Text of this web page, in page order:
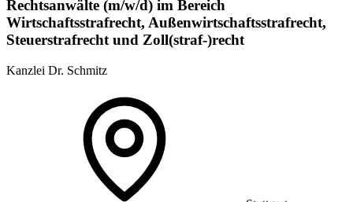
Rechtsanwälte (m/w/d) im Bereich
Wirtschaftsstrafrecht, Außenwirtschaftsstrafrecht,
Steuerstrafrecht und Zoll(straf-)recht
Kanzlei Dr. Schmitz